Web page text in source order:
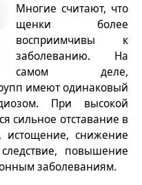
Многие считают, что
щенки более
восприимчивы к
заболеванию. На
самом деле,
имеют одинаковый
При высокой
сильное отставание в
истощение, снижение
повышение
заболеваниям.